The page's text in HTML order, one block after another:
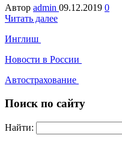
Автор admin 09.12.2019 0
Читать далее
Инглиш
Новости в России
Автострахование
Поиск по сайту
Найти: